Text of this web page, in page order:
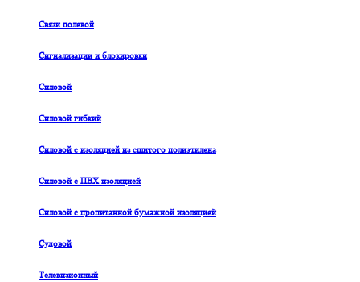
Связи полевой
Сигнализации и блокировки
Силовой
Силовой гибкий
Силовой с изоляцией из сшитого полиэтилена
Силовой с ПВХ изоляцией
Силовой с пропитанной бумажной изоляцией
Судовой
Телевизионный